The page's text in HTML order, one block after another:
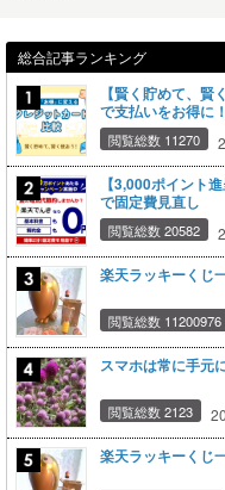
総合記事ランキング
【賢く貯めて、
で支払いをお得に
閲覧総数 11270
【3,000ポイント
で固定費見直し
閲覧総数 20582
楽天ラッキーくじ
閲覧総数 11200976
スマホは常に手元
閲覧総数 2123
楽天ラッキーくじ